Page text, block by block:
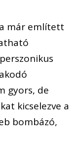
már említett
gyors, de
kicselezve a
bombázó,